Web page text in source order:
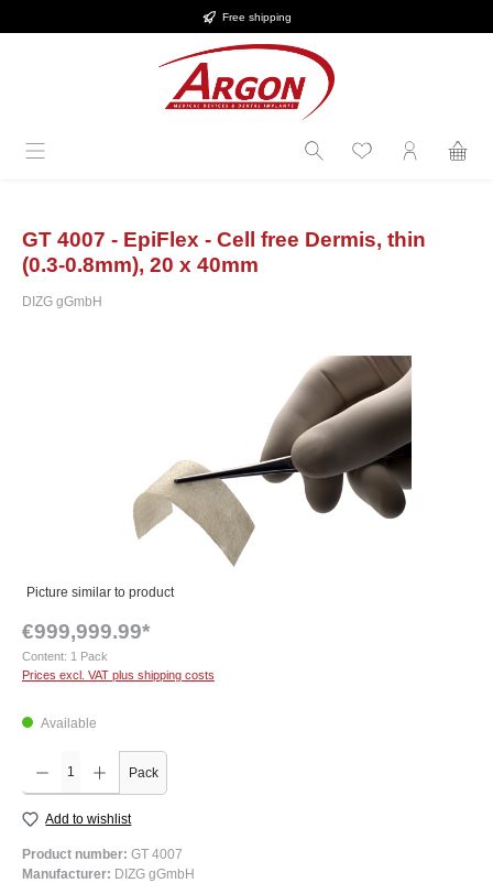
Free shipping
GT 4007 - EpiFlex - Cell free Dermis, thin
(0.3-0.8mm), 20 x 40mm
DIZG gGmbH
Picture similar to product
€999,999.99*
Content: 1 Pack
Prices excl. VAT plus shipping costs
Available
Product Quantity: Enter the desired amount or use the buttons to increase or decrease the
Pack
Add to wishlist
Product number: GT 4007
Manufacturer: DIZG gGmbH